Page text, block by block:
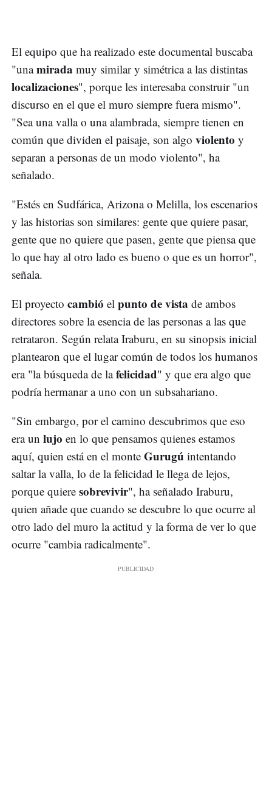
El equipo que ha realizado este documental buscaba
"unamirada muy similar y simétrica a las distintas
localizaciones", porque les interesaba construir "un
discurso en el que el muro siempre fuera mismo".
"Sea una valla o una alambrada, siempre tienen en
común que dividen el paisaje, son algo violento y
separan a personas de un modo violento", ha
señalado.
"Estés en Sudfárica, Arizona o Melilla, los escenarios
y las historias son similares: gente que quiere pasar,
gente que no quiere que pasen, gente que piensa que
lo que hay al otro lado es bueno o que es un horror",
señala.
El proyecto cambió el punto de vista de ambos
directores sobre la esencia de las personas a las que
retrataron. Según relata Iraburu, en su sinopsis inicial
plantearon que el lugar común de todos los humanos
era "la búsqueda de lafelicidad" y que era algo que
podría hermanar a uno con un subsahariano.
"Sin embargo, por el camino descubrimos que eso
era un lujo en lo que pensamos quienes estamos
aquí, quien está en el monte Gurugú intentando
saltar la valla, lo de la felicidad le llega de lejos,
porque quiere sobrevivir", ha señalado Iraburu,
quien añade que cuando se descubre lo que ocurre al
otro lado del muro la actitud y la forma de ver lo que
ocurre "cambia radicalmente".